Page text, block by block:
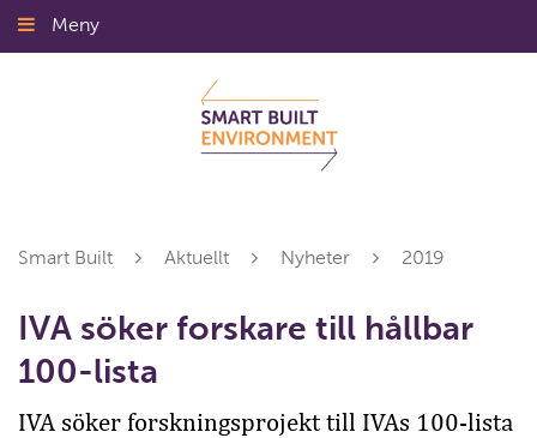
Gå
till
Meny
Smart Built Aktuellt Nyheter 2019
IVA söker forskare till hållbar
100-lista
IVA söker forskningsprojekt till IVAs 100-lista